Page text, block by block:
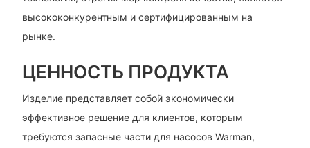
высококонкурентным и сертифицированным на
рынке.
ЦЕННОСТЬ ПРОДУКТА
Изделие представляет собой экономически
эффективное решение для клиентов, которым
требуются запасные части для насосов Warman,